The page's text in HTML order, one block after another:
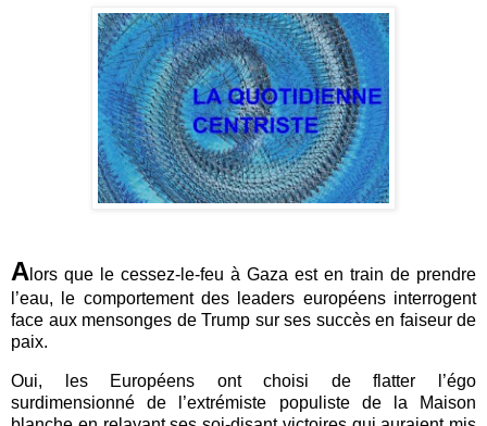
A lors que le cessez-le-feu à Gaza est en train de prendre
l’eau, le comportement des leaders européens interrogent
face aux mensonges de Trump sur ses succès en faiseur de
paix.
Oui, les Européens ont choisi de flatter l’égo
surdimensionné de l’extrémiste populiste de la Maison